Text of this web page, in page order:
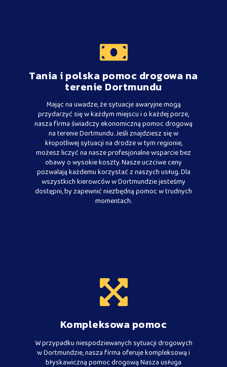
Tania i polska pomoc drogowa na
terenie Dortmundu
Mając na uwadze, że sytuacje awaryjne mogą
przydarzyć się w każdym miejscu i o każdej porze,
nasza firma świadczy ekonomiczną pomoc drogową
na terenie Dortmundu. Jeśli znajdziesz się w
kłopotliwej sytuacji na drodze w tym regionie,
możesz liczyć na nasze profesjonalne wsparcie bez
obawy o wysokie koszty. Nasze uczciwe ceny
pozwalają każdemu korzystać z naszych usług. Dla
wszystkich kierowców w Dortmundzie jesteśmy
dostępni, by zapewnić niezbędną pomoc w trudnych
momentach.
Kompleksowa pomoc
W przypadku niespodziewanych sytuacji drogowych
w Dortmundzie, nasza firma oferuje kompleksową i
błyskawiczną pomoc drogową Nasza usługa